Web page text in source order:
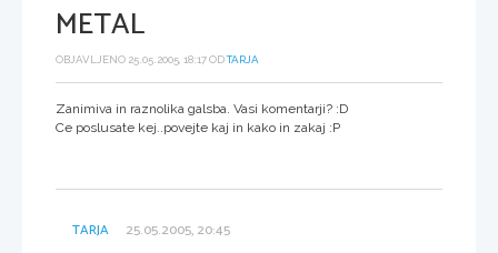
METAL
OBJAVLJENO 25.05.2005, 18:17 ODTARJA
Zanimiva in raznolika galsba. Vasi komentarji? :D
Ce poslusate kej..povejte kaj in kako in zakaj :P
TARJA 25.05.2005, 20:45